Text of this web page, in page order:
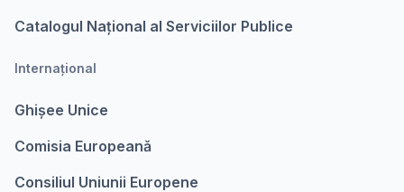
Catalogul Național al Serviciilor Publice
Internațional
Ghișee Unice
Comisia Europeanǎ
Consiliul Uniunii Europene